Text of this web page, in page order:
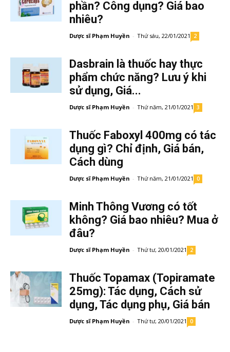
phần? Công dụng? Giá bao
nhiêu?
Dược sĩ Phạm Huyền - Thứ sáu, 22/01/2021 2
Dasbrain là thuốc hay thực
phẩm chức năng? Lưu ý khi
sử dụng, Giá...
Dược sĩ Phạm Huyền - Thứ năm, 21/01/2021 3
Thuốc Faboxyl 400mg có tác
dụng gì? Chỉ định, Giá bán,
Cách dùng
Dược sĩ Phạm Huyền - Thứ năm, 21/01/2021 0
Minh Thông Vương có tốt
không? Giá bao nhiêu? Mua ở
đâu?
Dược sĩ Phạm Huyền - Thứ tư, 20/01/2021 2
Thuốc Topamax (Topiramate
25mg): Tác dụng, Cách sử
dụng, Tác dụng phụ, Giá bán
Dược sĩ Phạm Huyền - Thứ tư, 20/01/2021 0